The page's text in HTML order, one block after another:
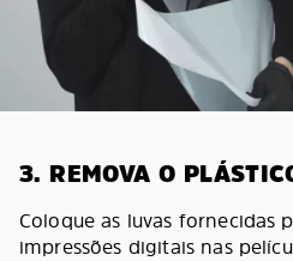
3. REMOVA O
Coloque as luvas fornecidas
impressões digitais nas